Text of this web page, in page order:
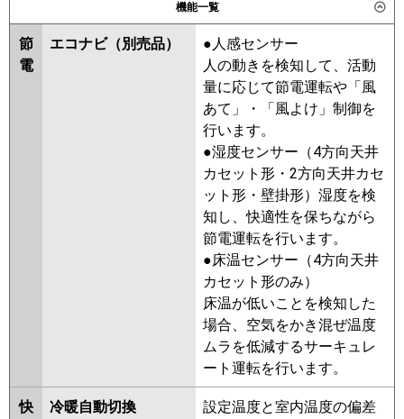
パナソニック PA-P112F7GDC PA-P112F7GDNC
PDZX-ZRMP112G4
DHRMP112G3
PDZX-DHRMP112G2
ZRMP112G2 PDZX-ZRMP112GZ
PDZX-ZRMP112GY PDZX-
ZRMP112GV
PDZX-ZRMP112GR
RCB-GP112RGHP9 RCB-
GP112RGHP8 RCB-GP112RGHP7
RCB-GP112RGHP6 RCB-
GP112RGHP5
RCB-GP112RGHP4
RCB-AP112GHP7-kobe RCB-
AP112GHP7 RCB-GP112RGHP3
FDRZ1125HP5SA-ca
FDRZ1125HP5SA-sil
FDRZ1125HP5S-ca
FDRZ1125HP5S-sil
FDRZ1125HP5S-canvas
FDRZ1125HP5S-silent
機能一覧
節
電
エコナビ（別売品）
●人感センサー
人の動きを検知して、活動
量に応じて節電運転や「風
あて」・「風よけ」制御を
行います。
●湿度センサー（4方向天井
カセット形・2方向天井カセ
ット形・壁掛形）湿度を検
知し、快適性を保ちながら
節電運転を行います。
●床温センサー（4方向天井
カセット形のみ）
床温が低いことを検知した
場合、空気をかき混ぜ温度
ムラを低減するサーキュレ
ート運転を行います。
快
冷暖自動切換
設定温度と室内温度の偏差